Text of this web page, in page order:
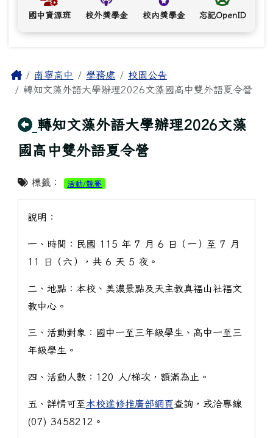
國中資源班 校外獎學金 校內獎學金 忘記OpenID
主內容區域
Home南寧高中 學務處
校園公告
轉知文藻外語大學辦理2026文藻國高中雙外語夏令營
回上頁
轉知文藻外語大學辦理2026文藻
國高中雙外語夏令營
標籤： 活動/競賽
說明：
一、時間：民國 115 年 7 月 6 日（一）至 7 月
11 日（六），共 6 天 5 夜。
二、地點：本校、美濃景點及天主教真福山社福文
教中心。
三、活動對象：國中一至三年級學生、高中一至三
年級學生。
四、活動人數：120 人/梯次，額滿為止。
五、詳情可至本校進修推廣部網頁查詢，或洽專線
(07) 3458212。